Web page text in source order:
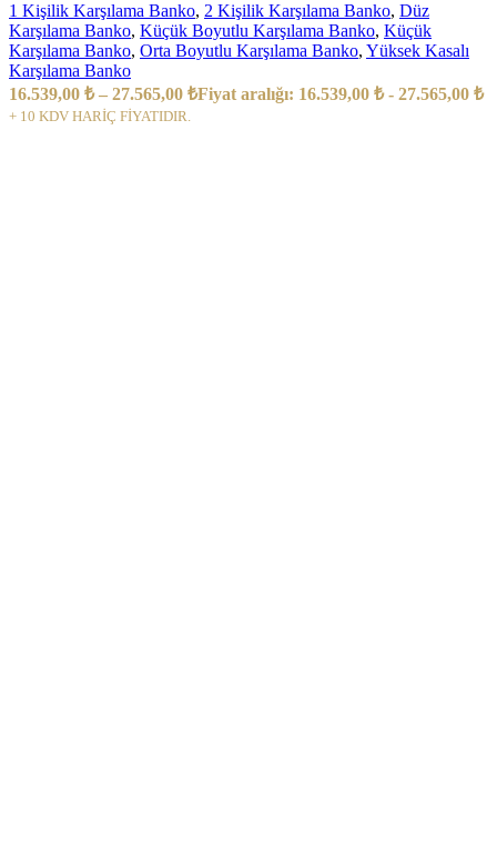
1 Kişilik Karşılama Banko, 2 Kişilik Karşılama Banko, Düz
Karşılama Banko, Küçük Boyutlu Karşılama Banko, Küçük
Karşılama Banko, Orta Boyutlu Karşılama Banko, Yüksek Kasalı
Karşılama Banko
16.539,00 ₺ – 27.565,00 ₺Fiyat aralığı: 16.539,00 ₺ - 27.565,00 ₺
+ 10 KDV HARİÇ FİYATIDIR.